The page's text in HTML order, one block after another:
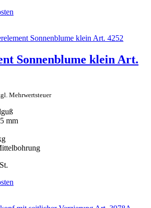
Sonnenblume klein Art.
€.
Mehrwertsteuer
mm